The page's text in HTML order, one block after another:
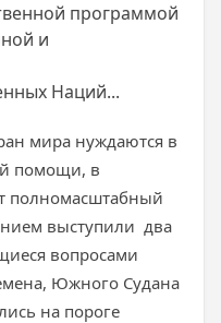
программой
и
Наций...
мира нуждаются в
помощи, в
полномасштабный
выступили два
вопросами
Южного Судана
на пороге